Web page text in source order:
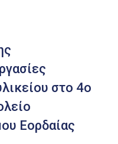
στο 4ο
Εορδαίας